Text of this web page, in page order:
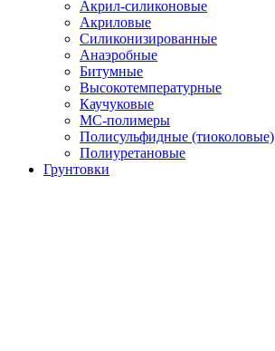
Акрил-силиконовые
Акриловые
Силиконизированные
Анаэробные
Битумные
Высокотемпературные
Каучуковые
МС-полимеры
Полисульфидные (тиоколовые)
Полиуретановые
Грунтовки